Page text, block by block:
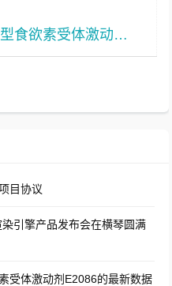
卫材将展示莱博雷生和新型食欲素受体激动剂E2086的最新数据
目协议
染引擎产品发布会在横琴圆满
受体激动剂E2086的最新数据